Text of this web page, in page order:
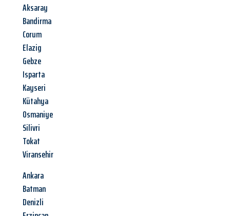
Aksaray
Bandirma
Corum
Elazig
Gebze
Isparta
Kayseri
Kütahya
Osmaniye
Silivri
Tokat
Viransehir
Ankara
Batman
Denizli